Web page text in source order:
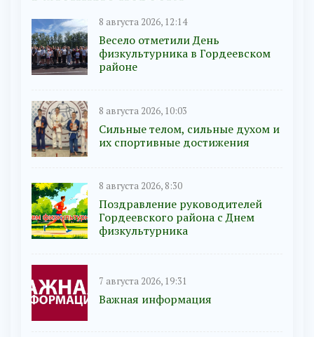
8 августа 2026, 12:14
Весело отметили День
физкультурника в Гордеевском
районе
8 августа 2026, 10:03
Сильные телом, сильные духом и
их спортивные достижения
8 августа 2026, 8:30
Поздравление руководителей
Гордеевского района с Днем
физкультурника
7 августа 2026, 19:31
Важная информация